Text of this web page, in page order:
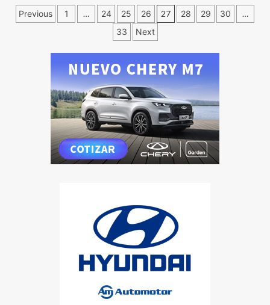
Previous 1 … 24 25 26 27 28 29 30
…
33
Next